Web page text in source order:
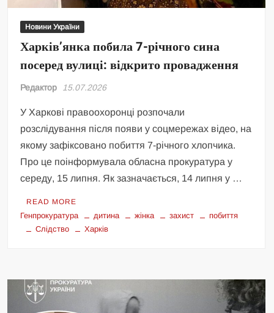
Новини України
Харків’янка побила 7-річного сина
посеред вулиці: відкрито провадження
Редактор 15.07.2026
У Харкові правоохоронці розпочали
розслідування після появи у соцмережах відео, на
якому зафіксовано побиття 7-річного хлопчика.
Про це поінформувала обласна прокуратура у
середу, 15 липня. Як зазначається, 14 липня у …
READ MORE
Генпрокуратура дитина жінка захист
побиття
Слідство
Харків